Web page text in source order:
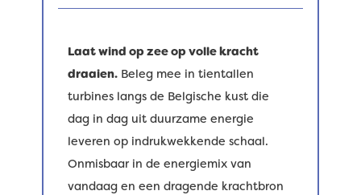
Laat wind op zee op volle kracht
draaien. Beleg mee in tientallen
turbines langs de Belgische kust die
dag in dag uit duurzame energie
leveren op indrukwekkende schaal.
Onmisbaar in de energiemix van
vandaag en een dragende krachtbron